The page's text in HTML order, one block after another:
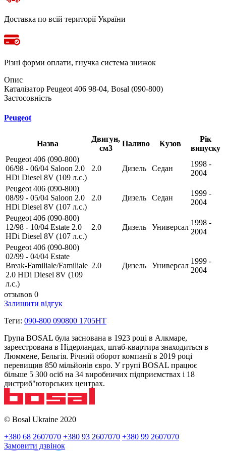
Доставка по всій території України
Різні форми оплати, гнучка система знижок
Опис
Каталізатор Peugeot 406 98-04, Bosal (090-800)
Застосовність
Peugeot
Назва
Двигун,
см3
Паливо Кузов
Рік
випуску
Peugeot 406 (090-800)
06/98 - 06/04 Saloon 2.0
HDi Diesel 8V (109 л.с.)
2.0 Дизель Седан
1998 -
2004
Peugeot 406 (090-800)
08/99 - 05/04 Saloon 2.0
HDi Diesel 8V (107 л.с.)
2.0 Дизель Седан
1999 -
2004
Peugeot 406 (090-800)
12/98 - 10/04 Estate 2.0
HDi Diesel 8V (107 л.с.)
2.0 Дизель Универсал
1998 -
2004
Peugeot 406 (090-800)
02/99 - 04/04 Estate
Break-Familiale/Familiale
2.0 HDi Diesel 8V (109
л.с.)
2.0 Дизель Универсал
1999 -
2004
отзывов 0
Залишити відгук
Теги: 090-800 090800 1705HT
Група BOSAL була заснована в 1923 році в Алкмаре,
зареєстрована в Нідерландах, штаб-квартира знаходиться в
Люммене, Бельгія. Річний оборот компанії в 2019 році
перевищив 850 мільйонів євро. У групі BOSAL працює
більше 5 300 осіб на 34 виробничих підприємствах і 18
дистриб"юторських центрах.
© Bosal Ukraine 2020
+380 68 2607070 +380 93 2607070 +380 99 2607070
Замовити дзвінок